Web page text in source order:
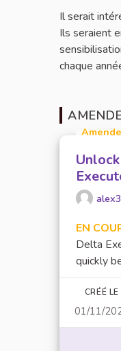
Il serait
Ils seraient
chaque
EN
Delta
quickly
CRÉÉ LE
01/11/